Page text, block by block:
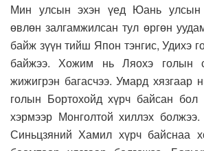
Мин улсын эхэн үед Юань улсын
өвлөн залгамжилсан тул өргөн
байж зүүн тийш Япон тэнгис, Удихэ
байжээ. Хожим нь Ляохэ голын
жижигрэн багасчээ. Умард хязгаар
голын Бортохойд хүрч байсан
хэрмээр Монголтой хиллэх
Синьцзяний Хамил хүрч байснаа